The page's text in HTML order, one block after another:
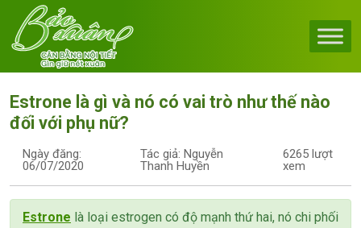
Skip to content
Main Navigation
Estrone là gì và nó có vai trò như thế nào
đối với phụ nữ?
Ngày đăng:
06/07/2020
Tác giả: Nguyễn
Thanh Huyền
6265 lượt
xem
Estrone là loại estrogen có độ mạnh thứ hai, nó chi phối